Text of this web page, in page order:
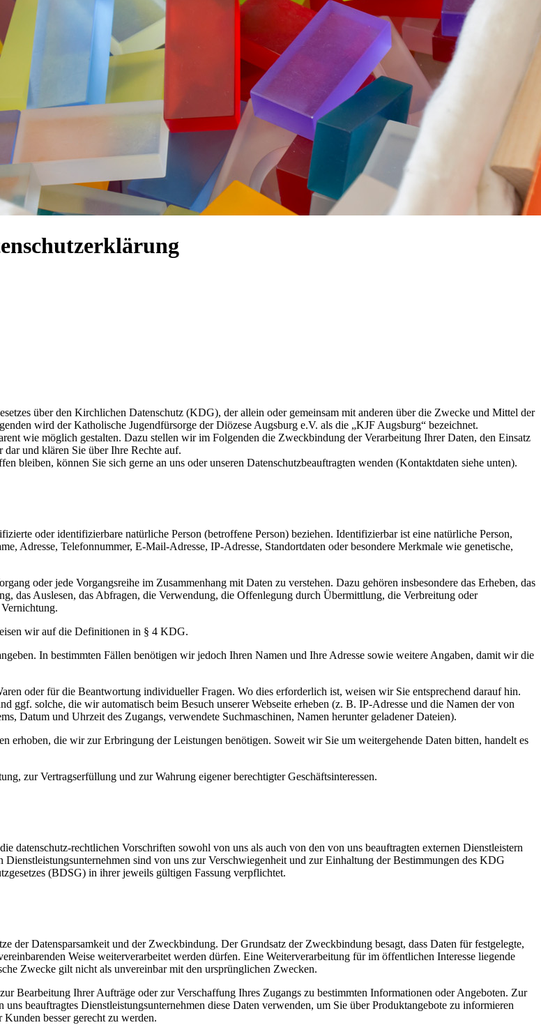
über den Kirchlichen Datenschutz (KDG), der allein oder gemeinsam mit anderen über die Zwecke und Mittel der
wird der Katholische Jugendfürsorge der Diözese Augsburg e.V. als die „KJF Augsburg“ bezeichnet.
wie möglich gestalten. Dazu stellen wir im Folgenden die Zweckbindung der Verarbeitung Ihrer Daten, den Einsatz
und klären Sie über Ihre Rechte auf.
bleiben, können Sie sich gerne an uns oder unseren Datenschutzbeauftragten wenden (Kontaktdaten siehe unten).
oder identifizierbare natürliche Person (betroffene Person) beziehen. Identifizierbar ist eine natürliche Person,
Adresse, Telefonnummer, E-Mail-Adresse, IP-Adresse, Standortdaten oder besondere Merkmale wie genetische,
oder jede Vorgangsreihe im Zusammenhang mit Daten zu verstehen. Dazu gehören insbesondere das Erheben, das
das Auslesen, das Abfragen, die Verwendung, die Offenlegung durch Übermittlung, die Verbreitung oder
wir auf die Definitionen in § 4 KDG.
In bestimmten Fällen benötigen wir jedoch Ihren Namen und Ihre Adresse sowie weitere Angaben, damit wir die
oder für die Beantwortung individueller Fragen. Wo dies erforderlich ist, weisen wir Sie entsprechend darauf hin.
solche, die wir automatisch beim Besuch unserer Webseite erheben (z. B. IP-Adresse und die Namen der von
Datum und Uhrzeit des Zugangs, verwendete Suchmaschinen, Namen herunter geladener Dateien).
erhoben, die wir zur Erbringung der Leistungen benötigen. Soweit wir Sie um weitergehende Daten bitten, handelt es
zur Vertragserfüllung und zur Wahrung eigener berechtigter Geschäftsinteressen.
datenschutz-rechtlichen Vorschriften sowohl von uns als auch von den von uns beauftragten externen Dienstleistern
sind von uns zur Verschwiegenheit und zur Einhaltung der Bestimmungen des KDG
(BDSG) in ihrer jeweils gültigen Fassung verpflichtet.
der Datensparsamkeit und der Zweckbindung. Der Grundsatz der Zweckbindung besagt, dass Daten für festgelegte,
Weise weiterverarbeitet werden dürfen. Eine Weiterverarbeitung für im öffentlichen Interesse liegende
Zwecke gilt nicht als unvereinbar mit den ursprünglichen Zwecken.
Bearbeitung Ihrer Aufträge oder zur Verschaffung Ihres Zugangs zu bestimmten Informationen oder Angeboten. Zur
beauftragtes Dienstleistungsunternehmen diese Daten verwenden, um Sie über Produktangebote zu informieren
besser gerecht zu werden.